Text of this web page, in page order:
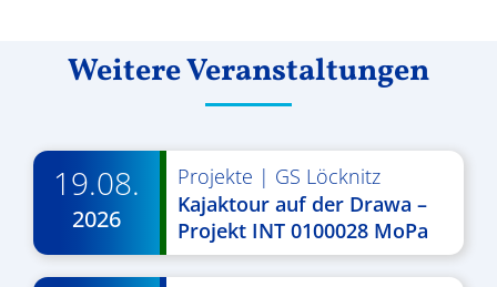
Weitere Veranstaltungen
19.08.
2026
Projekte | GS Löcknitz
Kajaktour auf der Drawa –
Projekt INT 0100028 MoPa